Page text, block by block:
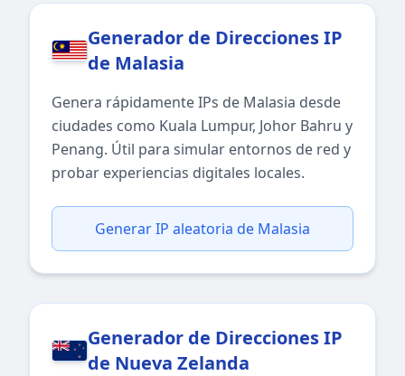
Generador de Direcciones IP
de Malasia
Genera rápidamente IPs de Malasia desde
ciudades como Kuala Lumpur, Johor Bahru y
Penang. Útil para simular entornos de red y
probar experiencias digitales locales.
Generar IP aleatoria de Malasia
Generador de Direcciones IP
de Nueva Zelanda